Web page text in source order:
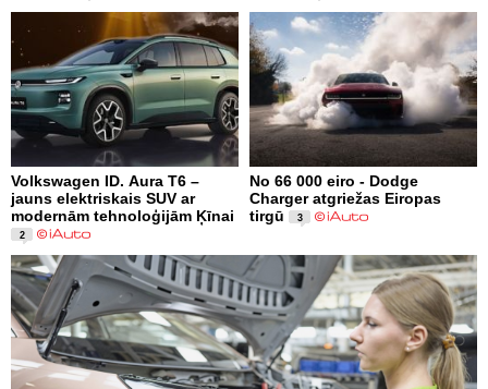
Volkswagen ID. Aura T6 –
jauns elektriskais SUV ar
modernām tehnoloģijām Ķīnai
2
No 66 000 eiro - Dodge
Charger atgriežas Eiropas
tirgū
3